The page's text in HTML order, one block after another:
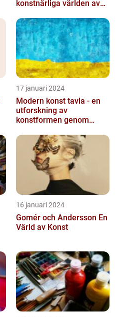
konstnärliga världen av
17 januari 2024
Modern konst tavla - en
utforskning av
konstformen genom
16 januari 2024
Gomér och Andersson En
Värld av Konst